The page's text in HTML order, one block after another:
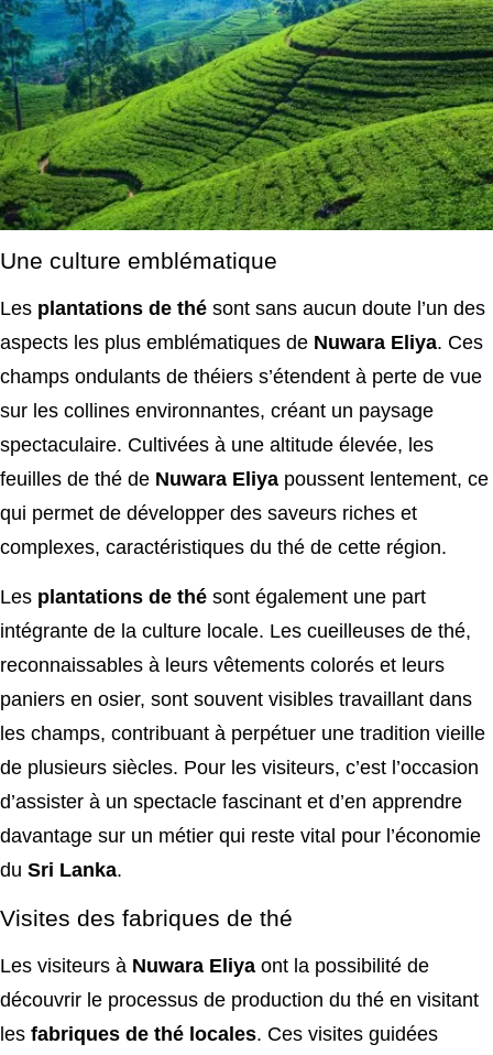
Une culture emblématique
Les plantations de thé sont sans aucun doute l’un des
aspects les plus emblématiques de Nuwara Eliya. Ces
champs ondulants de théiers s’étendent à perte de vue
sur les collines environnantes, créant un paysage
spectaculaire. Cultivées à une altitude élevée, les
feuilles de thé de Nuwara Eliya poussent lentement, ce
qui permet de développer des saveurs riches et
complexes, caractéristiques du thé de cette région.
Les plantations de thé sont également une part
intégrante de la culture locale. Les cueilleuses de thé,
reconnaissables à leurs vêtements colorés et leurs
paniers en osier, sont souvent visibles travaillant dans
les champs, contribuant à perpétuer une tradition vieille
de plusieurs siècles. Pour les visiteurs, c’est l’occasion
d’assister à un spectacle fascinant et d’en apprendre
davantage sur un métier qui reste vital pour l’économie
du Sri Lanka.
Visites des fabriques de thé
Les visiteurs à Nuwara Eliya ont la possibilité de
découvrir le processus de production du thé en visitant
les fabriques de thé locales. Ces visites guidées